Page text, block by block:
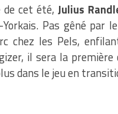
de cet été,Julius
Pas gêné par
chez les Pels,
il sera la
dans le jeu en